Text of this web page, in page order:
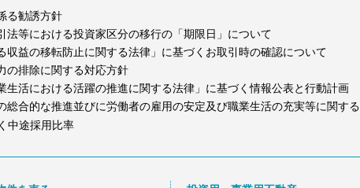
る勧誘方針
法等における投資家区分の移行の「期限日」について
収益の移転防止に関する法律」に基づくお取引時の確認について
の排除に関する対応方針
生活における活躍の推進に関する法律」に基づく情報公表と行動計画
総合的な推進並びに労働者の雇用の安定及び職業生活の充実等に関する
中途採用比率